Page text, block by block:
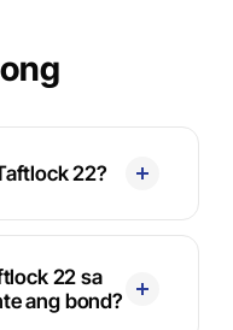
22?
22 sa
ang bond?